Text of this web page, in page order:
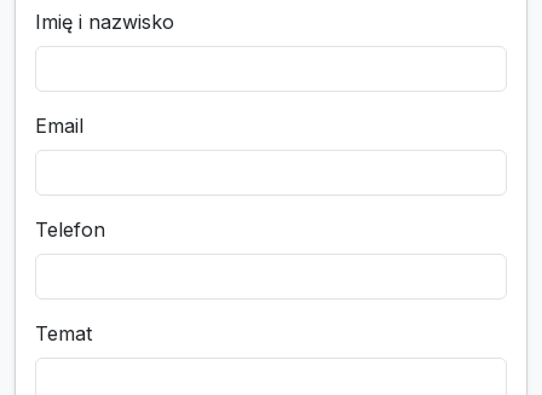
Imię i nazwisko
Email
Telefon
Temat